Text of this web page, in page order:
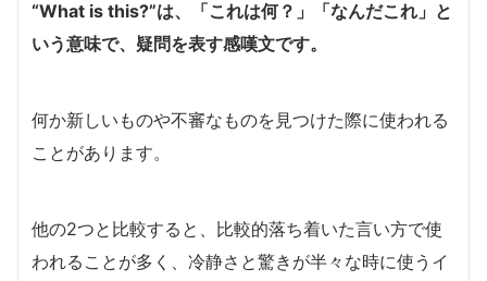
“What is this?”は、「これは何？」「なんだこれ」と
いう意味で、疑問を表す感嘆文です。
何か新しいものや不審なものを見つけた際に使われる
ことがあります。
他の2つと比較すると、比較的落ち着いた言い方で使
われることが多く、冷静さと驚きが半々な時に使うイ